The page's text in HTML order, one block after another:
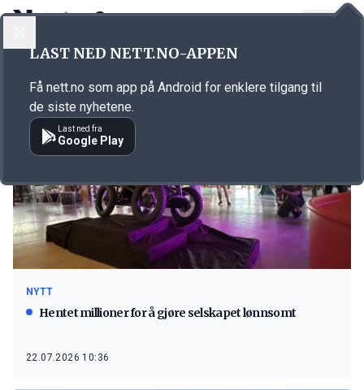
Emne: Exotek
NYTT
Hentet millioner for å gjøre selskapet lønnsomt
22.07.2026 10:36
LAST NED NETT.NO-APPEN
Få nett.no som app på Android for enklere tilgang til
de siste nyhetene.
Last ned fra
Google Play